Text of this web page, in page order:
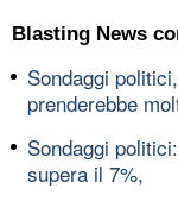
Blasting News
Sondaggi
prenderebbe
Sondaggi
supera il 7%,